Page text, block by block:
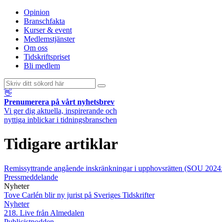
Opinion
Branschfakta
Kurser & event
Medlemstjänster
Om oss
Tidskriftspriset
Bli medlem
👋
Prenumerera på vårt nyhetsbrev
Vi ger dig aktuella, inspirerande och
nyttiga inblickar i tidningsbranschen
Tidigare artiklar
Remissyttrande angående inskränkningar i upphovsrätten (SOU
Pressmeddelande
Nyheter
Tove Carlén blir ny jurist på Sveriges Tidskrifter
Nyheter
218. Live från Almedalen